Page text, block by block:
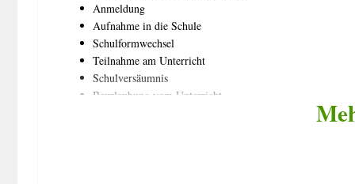
Anmeldung
Aufnahme in die Schule
Schulformwechsel
Teilnahme am Unterricht
Schulversäumnis
Beurlaubung vom Unterricht